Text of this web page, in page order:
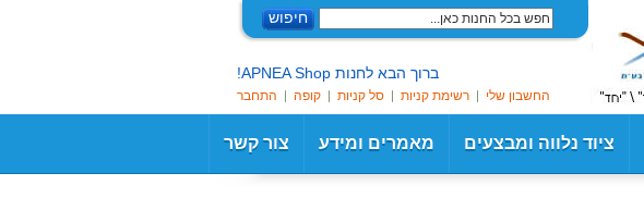
חיפוש
ברוך הבא לחנות APNEA Shop!
החשבון שלי רשימת קניות סל קניות קופה התחבר
ציוד נלווה ומבצעים מאמרים ומידע צור קשר